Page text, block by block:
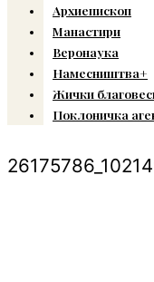
Архиепископ
Манастири
Веронаука
Намесништва+
Жички
Поклоничка